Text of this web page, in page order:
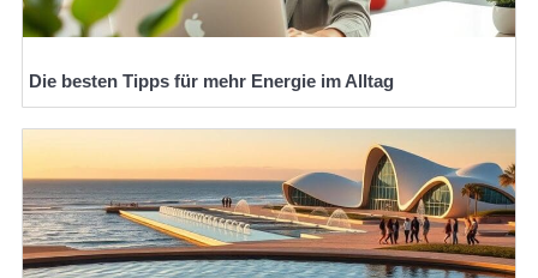
Die besten Tipps für mehr Energie im Alltag